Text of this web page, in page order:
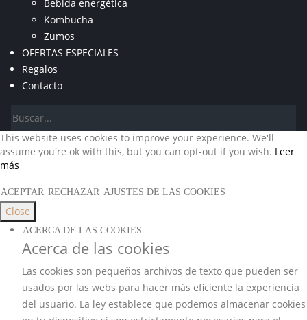
Bebida energética
Kombucha
Zumos
OFERTAS ESPECIALES
Regalos
Contacto
This website uses cookies to improve your experience. We'll
assume you're ok with this, but you can opt-out if you wish. Leer
más
ACEPTAR RECHAZAR AJUSTES DE LAS COOKIES
Close
ACERCA DE LAS COOKIES
Acerca de las cookies
Las cookies son pequeños archivos de texto que pueden ser
usados por las webs para hacer más eficiente la experiencia
del usuario. La ley establece que podemos almacenar cookies